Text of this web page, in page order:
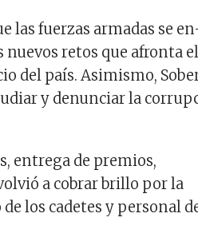
las fuerzas armadas se
retos que afronta el
del país. Asimismo,
y denunciar la
entrega de premios,
a cobrar brillo por la
los cadetes y personal